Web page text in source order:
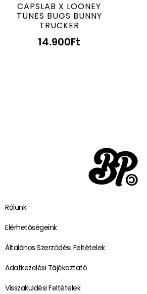
CAPSLAB X LOONEY
TUNES BUGS BUNNY
TRUCKER
14.900Ft
Rólunk
Elérhetőségeink
Általános Szerződési Feltételek
Adatkezelési Tájékoztató
Visszaküldési Feltételek